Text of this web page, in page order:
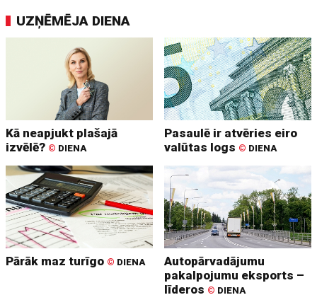
UZŅĒMĒJA DIENA
Kā neapjukt plašajā
izvēlē? © DIENA
Pasaulē ir atvēries eiro
valūtas logs © DIENA
Pārāk maz turīgo © DIENA
Autopārvadājumu
pakalpojumu eksports –
līderos © DIENA